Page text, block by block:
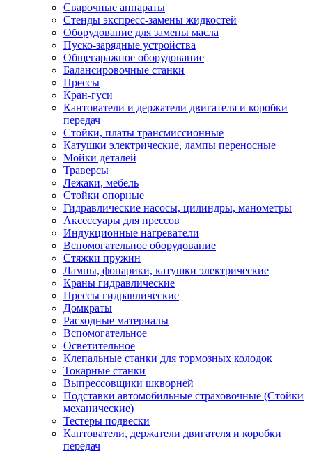
Сварочные аппараты
Стенды экспресс-замены жидкостей
Оборудование для замены масла
Пуско-зарядные устройства
Общегаражное оборудование
Балансировочные станки
Прессы
Кран-гуси
Кантователи и держатели двигателя и коробки
передач
Стойки, платы трансмиссионные
Катушки электрические, лампы переносные
Мойки деталей
Траверсы
Лежаки, мебель
Стойки опорные
Гидравлические насосы, цилиндры, манометры
Аксессуары для прессов
Индукционные нагреватели
Вспомогательное оборудование
Стяжки пружин
Лампы, фонарики, катушки электрические
Краны гидравлические
Прессы гидравлические
Домкраты
Расходные материалы
Вспомогательное
Осветительное
Клепальные станки для тормозных колодок
Токарные станки
Выпрессовщики шкворней
Подставки автомобильные страховочные (Стойки
механические)
Тестеры подвески
Кантователи, держатели двигателя и коробки
передач